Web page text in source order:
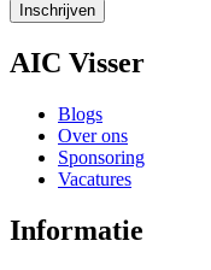
Inschrijven
AIC Visser
Blogs
Over ons
Sponsoring
Vacatures
Informatie